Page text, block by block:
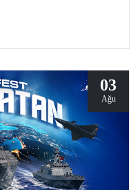
75’inci Lindau
03
Ağu